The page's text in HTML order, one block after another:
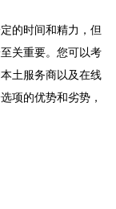
的时间和精力，但
关重要。您可以考
土服务商以及在线
项的优势和劣势，